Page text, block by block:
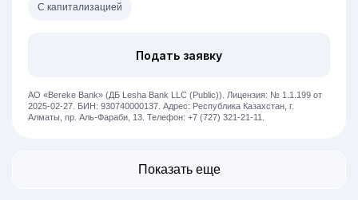
Подать заявку
С капитализацией
АО «Bereke Bank» (ДБ Lesha Bank LLC (Public)). Лицензия: № 1.1.199 от
2025-02-27. БИН: 930740000137. Адрес: Республика Казахстан, г.
Алматы, пр. Аль-Фараби, 13. Телефон: +7 (727) 321-21-11.
Показать еще